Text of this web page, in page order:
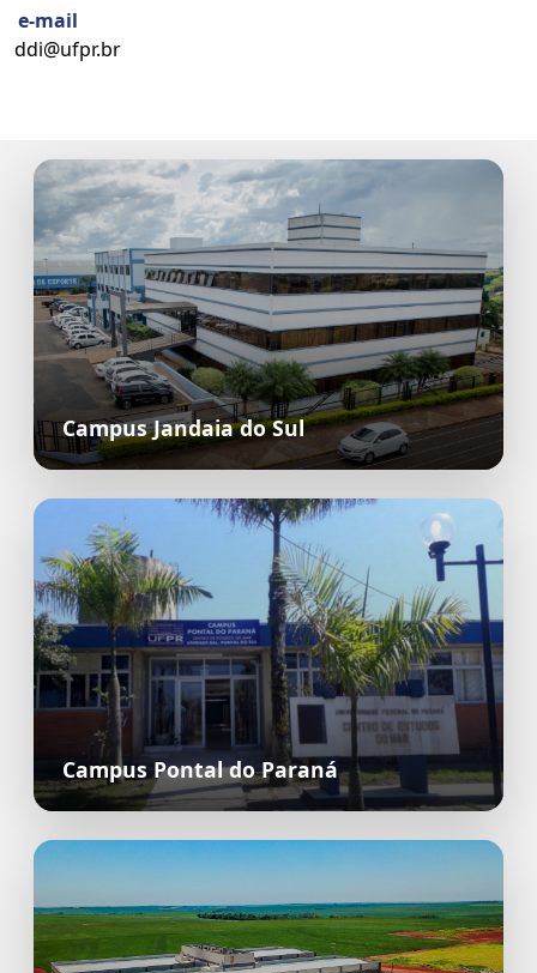
e-mail
ddi@ufpr.br
Campus Jandaia do Sul
Campus Pontal do Paraná